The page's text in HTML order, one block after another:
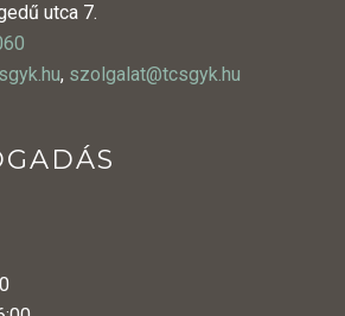
utca 7.
, szolgalat@tcsgyk.hu